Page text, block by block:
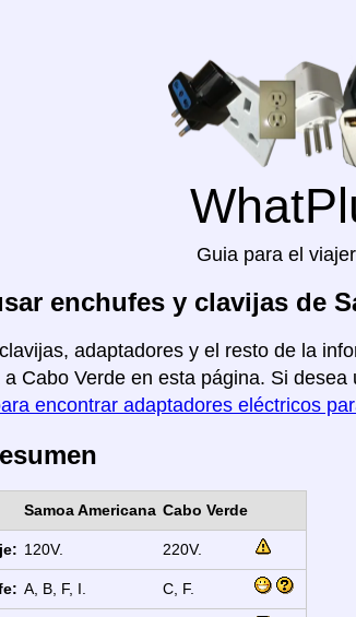
Guia para el
enchufes y clavijas de
adaptadores y el resto de la
Cabo Verde en esta página. Si
encontrar adaptadores eléctricos
Samoa Americana Cabo Verde
120V. 220V.
A, B, F, I. C, F.